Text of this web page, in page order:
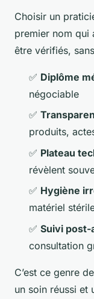
Choisir un
premier nom qui
être vérifiés,
✅ Diplôme
négociable
✅
produits,
✅ Plateau
révèlent
✅ Hygiène
matériel
✅ Suivi post-
consultation
C’est ce genre
un soin réussi et